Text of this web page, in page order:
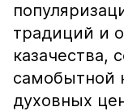
традиций и
казачества,
самобытной
духовных